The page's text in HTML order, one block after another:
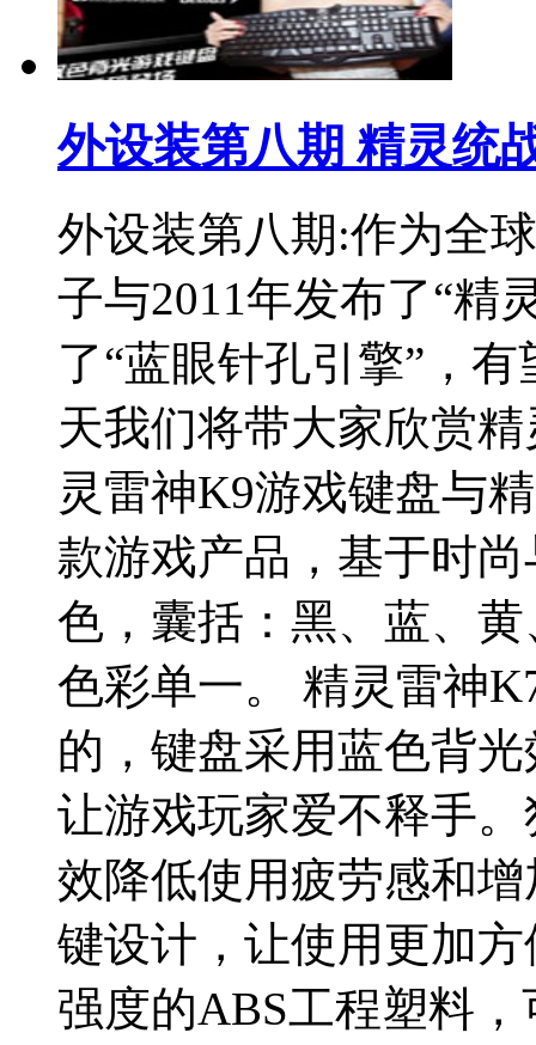
外设装第八期 精灵统
外设装第八期:作为全
子与2011年发布了“精
了“蓝眼针孔引擎”，
天我们将带大家欣赏
灵雷神K9游戏键盘与
款游戏产品，基于时
色，囊括：黑、蓝、
色彩单一。 精灵雷神
的，键盘采用蓝色背
让游戏玩家爱不释手
效降低使用疲劳感和
键设计，让使用更加
强度的ABS工程塑料